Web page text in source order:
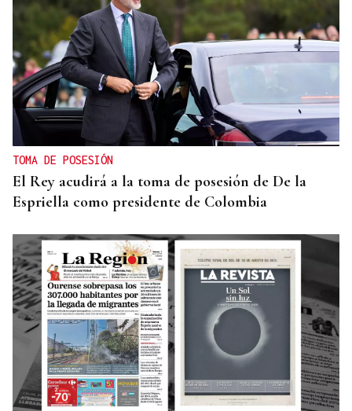
“Six seven”
TOMA DE POSESIÓN
El Rey acudirá a la toma de posesión de De la
Espriella como presidente de Colombia